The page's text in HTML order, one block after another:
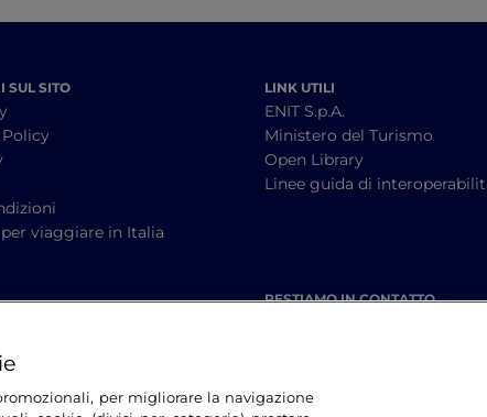
SUL SITO
viaggiare in Italia
LINK UTILI
ENIT S.p.A.
Ministero del Turismo
Open Library
Linee guida di
RESTIAMO IN CONTATTO
per migliorare la navigazione